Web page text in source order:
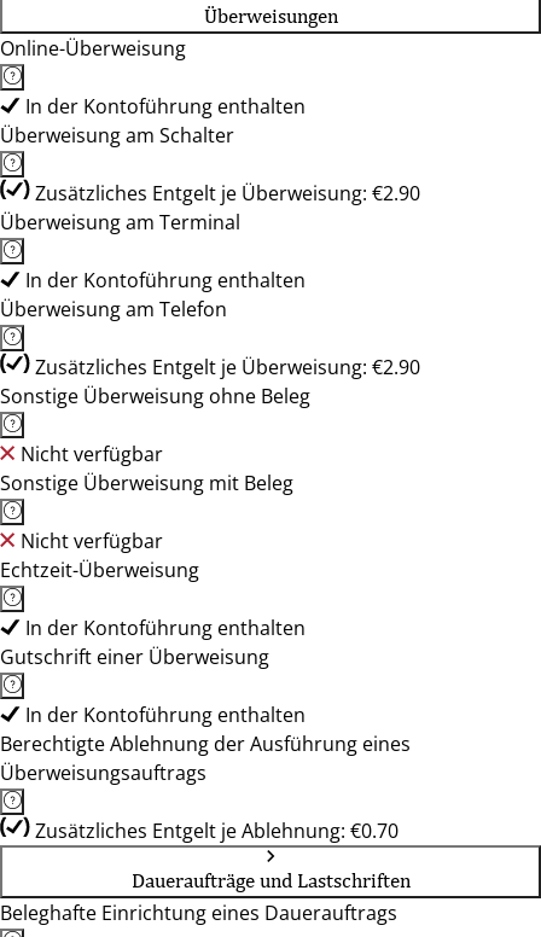
Überweisungen
Online-Überweisung
In der Kontoführung enthalten
Überweisung am Schalter
Zusätzliches Entgelt je Überweisung: €2.90
Überweisung am Terminal
In der Kontoführung enthalten
Überweisung am Telefon
Zusätzliches Entgelt je Überweisung: €2.90
Sonstige Überweisung ohne Beleg
Nicht verfügbar
Sonstige Überweisung mit Beleg
Nicht verfügbar
Echtzeit-Überweisung
In der Kontoführung enthalten
Gutschrift einer Überweisung
In der Kontoführung enthalten
Berechtigte Ablehnung der Ausführung eines
Überweisungsauftrags
Zusätzliches Entgelt je Ablehnung: €0.70
Daueraufträge und Lastschriften
Beleghafte Einrichtung eines Dauerauftrags